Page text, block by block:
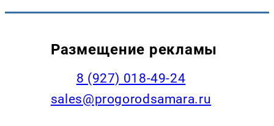
Размещение рекламы
8 (927) 018-49-24
sales@progorodsamara.ru